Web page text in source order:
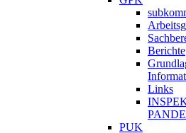
Berichte
Links
PUK